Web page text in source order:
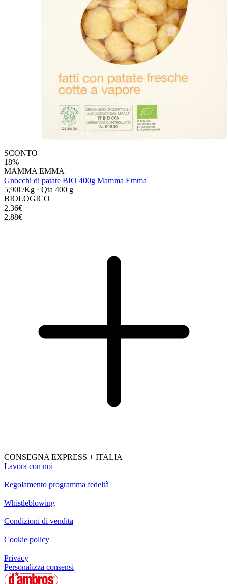
SCONTO
18%
MAMMA EMMA
Gnocchi di patate BIO 400g Mamma Emma
5,90€/Kg · Qta 400 g
BIOLOGICO
2,36€
2,88€
CONSEGNA EXPRESS + ITALIA
Lavora con noi
|
Regolamento programma fedeltà
|
Whistleblowing
|
Condizioni di vendita
|
Cookie policy
|
Privacy
Personalizza consensi